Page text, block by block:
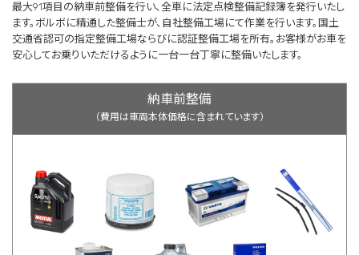
最大91項目の納車前整備を行い、全車に法定点検整備記録簿を発行いたし
ます。ボルボに精通した整備士が、自社整備工場にて作業を行います。国土
交通省認可の指定整備工場ならびに認証整備工場を所有。お客様がお車を
安心してお乗りいただけるように一台一台丁寧に整備いたします。
納車前整備
（費用は車両本体価格に含まれています）